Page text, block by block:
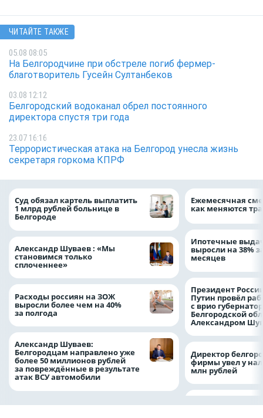
ЧИТАЙТЕ ТАКЖЕ
05.08 08:05
На Белгородчине при обстреле погиб фермер-
благотворитель Гусейн Султанбеков
03.08 12:12
Белгородский водоканал обрел постоянного
директора спустя три года
23.07 16:16
Террористическая атака на Белгород унесла жизнь
секретаря горкома КПРФ
Суд обязал картель выплатить
1 млрд рублей больнице в
Белгороде
Александр Шуваев : «Мы
становимся только
сплоченнее»
Расходы россиян на ЗОЖ
выросли более чем на 40%
за полгода
Александр Шуваев:
Белгородцам направлено уже
более 50 миллионов рублей
за повреждённые в результате
атак ВСУ автомобили
Ежемесячная
как меняются
Ипотечные
выросли на 38%
месяцев
Президент
Путин провёл
с врио
Белгородской
Александром
Директор
фирмы увел у
млн рублей